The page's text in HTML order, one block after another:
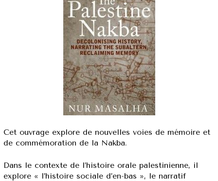
Cet ouvrage explore de nouvelles voies de mémoire et
de commémoration de la Nakba.
Dans le contexte de l’histoire orale palestinienne, il
explore « l’histoire sociale d’en-bas », le narratif